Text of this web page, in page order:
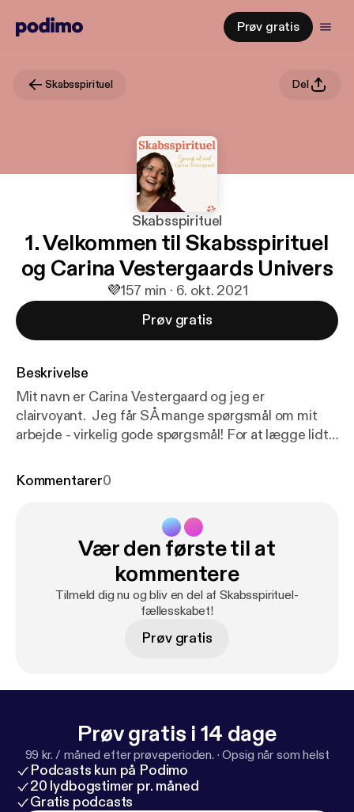
Prøv gratis
Skabsspirituel Del
Skabsspirituel
1. Velkommen til Skabsspirituel
og Carina Vestergaards Univers
💜157 min · 6. okt. 2021
Prøv gratis
Beskrivelse
Mit navn er Carina Vestergaard og jeg er
clairvoyant. Jeg får SÅ mange spørgsmål om mit
arbejde - virkelig gode spørgsmål! For at lægge lidt
ladet mig interviewe af min kære søster - Pernille
omtaler i podcasten er den der er linket til lige her:
ttps://www.facebook.com/groups/carinavestergaar
Kommentarer0
Vær den første til at
kommentere
Tilmeld dig nu og bliv en del af Skabsspirituel-
fællesskabet!
Prøv gratis
Prøv gratis i 14 dage
99 kr. / måned efter prøveperioden. ·Opsig når som helst
Podcasts kun på Podimo
20 lydbogstimer pr. måned
Gratis podcasts